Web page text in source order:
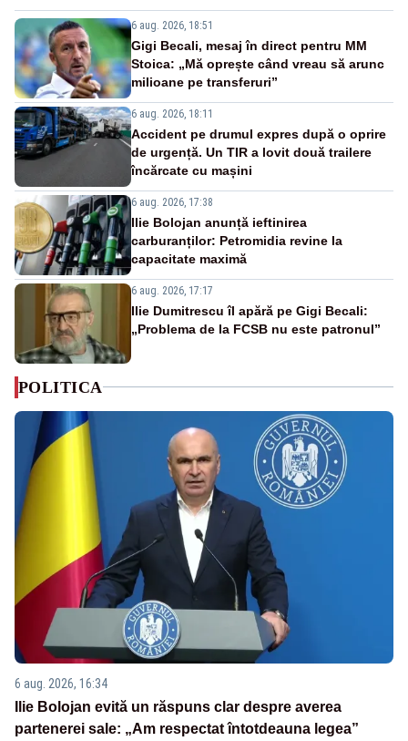
6 aug. 2026, 18:51
Gigi Becali, mesaj în direct pentru MM
Stoica: „Mă oprește când vreau să arunc
milioane pe transferuri”
6 aug. 2026, 18:11
Accident pe drumul expres după o oprire
de urgență. Un TIR a lovit două trailere
încărcate cu mașini
6 aug. 2026, 17:38
Ilie Bolojan anunță ieftinirea
carburanților: Petromidia revine la
capacitate maximă
6 aug. 2026, 17:17
Ilie Dumitrescu îl apără pe Gigi Becali:
„Problema de la FCSB nu este patronul”
POLITICA
6 aug. 2026, 16:34
Ilie Bolojan evită un răspuns clar despre averea
partenerei sale: „Am respectat întotdeauna legea”